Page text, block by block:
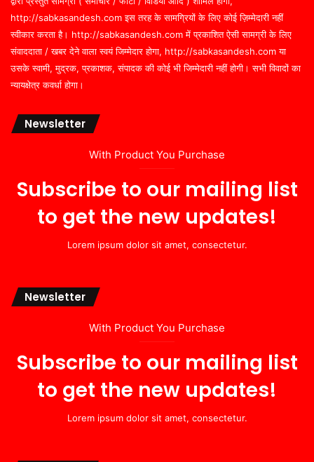
http://sabkasandesh.com इस तरह के सामग्रियों के लिए कोई ज़िम्मेदारी नहीं
स्वीकार करता है। http://sabkasandesh.com में प्रकाशित ऐसी सामग्री के लिए
संवाददाता / खबर देने वाला स्वयं जिम्मेदार होगा, http://sabkasandesh.com या
उसके स्वामी, मुद्रक, प्रकाशक, संपादक की कोई भी जिम्मेदारी नहीं होगी। सभी विवादों का
न्यायक्षेत्र कवर्धा होगा।
Newsletter
With Product You Purchase
Subscribe to our mailing list
to get the new updates!
Lorem ipsum dolor sit amet, consectetur.
Newsletter
With Product You Purchase
Subscribe to our mailing list
to get the new updates!
Lorem ipsum dolor sit amet, consectetur.